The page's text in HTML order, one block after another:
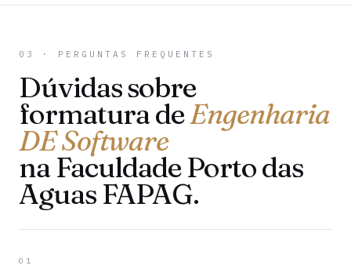
03 · PERGUNTAS FREQUENTES
Dúvidas sobre
formatura deEngenharia
DE Software
na Faculdade Porto das
Aguas FAPAG.
01